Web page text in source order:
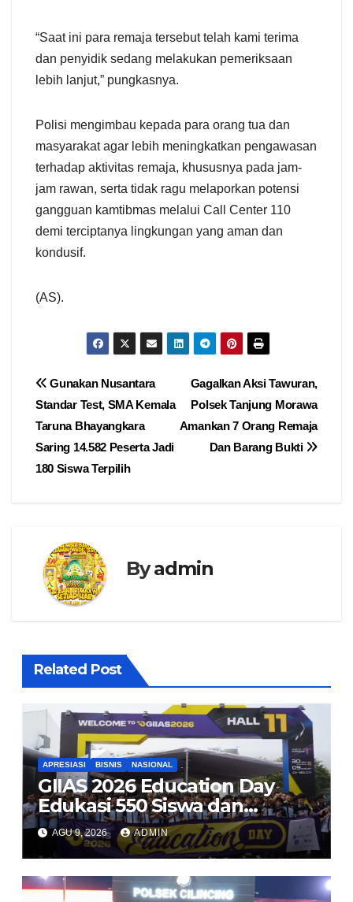
“Saat ini para remaja tersebut telah kami terima
dan penyidik sedang melakukan pemeriksaan
lebih lanjut,” pungkasnya.
Polisi mengimbau kepada para orang tua dan
masyarakat agar lebih meningkatkan pengawasan
terhadap aktivitas remaja, khususnya pada jam-
jam rawan, serta tidak ragu melaporkan potensi
gangguan kamtibmas melalui Call Center 110
demi terciptanya lingkungan yang aman dan
kondusif.
(AS).
Navigasi
pos
Gagalkan Aksi Tawuran,
Polsek Tanjung Morawa
Amankan 7 Orang Remaja
Dan Barang Bukti
Gunakan Nusantara
Standar Test, SMA Kemala
Taruna Bhayangkara
Saring 14.582 Peserta Jadi
180 Siswa Terpilih
Byadmin
Related Post
APRESIASI BISNIS NASIONAL
GIIAS 2026 Education Day
Edukasi 550 Siswa dan
Mahasiswa Soal Teknologi EV
dan Industri Otomotif
AGU 9, 2026 ADMIN